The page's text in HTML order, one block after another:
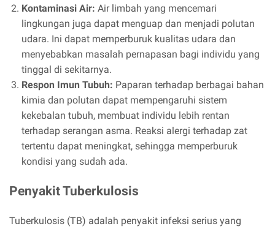
Kontaminasi Air: Air limbah yang mencemari
lingkungan juga dapat menguap dan menjadi polutan
udara. Ini dapat memperburuk kualitas udara dan
menyebabkan masalah pernapasan bagi individu yang
tinggal di sekitarnya.
Respon Imun Tubuh: Paparan terhadap berbagai bahan
kimia dan polutan dapat mempengaruhi sistem
kekebalan tubuh, membuat individu lebih rentan
terhadap serangan asma. Reaksi alergi terhadap zat
tertentu dapat meningkat, sehingga memperburuk
kondisi yang sudah ada.
Penyakit Tuberkulosis
Tuberkulosis (TB) adalah penyakit infeksi serius yang